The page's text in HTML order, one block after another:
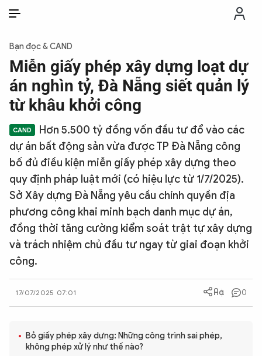
THỜI SỰ
CHỐNG DIỄN BIẾN HÒA BÌNH
CÔNG AN TRONG LÒNG DÂN
XÃ HỘI
PHÁP LUẬT
CÔNG NGHỆ
QUỐC TẾ
BẠN ĐỌC & CAND
Bạn đọc & CAND
Miễn giấy phép xây dựng loạt dự
án nghìn tỷ, Đà Nẵng siết quản lý
từ khâu khởi công
Hơn 5.500 tỷ đồng vốn đầu tư đổ vào các
dự án bất động sản vừa được TP Đà Nẵng công
bố đủ điều kiện miễn giấy phép xây dựng theo
quy định pháp luật mới (có hiệu lực từ 1/7/2025).
Sở Xây dựng Đà Nẵng yêu cầu chính quyền địa
phương công khai minh bạch danh mục dự án,
đồng thời tăng cường kiểm soát trật tự xây dựng
và trách nhiệm chủ đầu tư ngay từ giai đoạn khởi
công.
17/07/2025 07:01 0
Bỏ giấy phép xây dựng: Những công trình sai phép,
không phép xử lý như thế nào?